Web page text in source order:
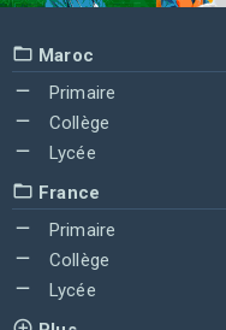
Maroc
Primaire
Collège
Lycée
France
Primaire
Collège
Lycée